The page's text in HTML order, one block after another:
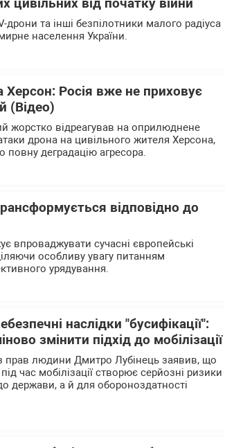
від початку війни
та інші безпілотники малого радіуса
населення України.
Херсон: Росія вже не приховує
(Відео)
жорстко відреагував на оприлюднене
дрона на цивільного жителя Херсона,
повну деградацію агресора.
відповідно до
впроваджувати сучасні європейські
особливу увагу питанням
урядування.
наслідки "бусифікації":
змінити підхід до мобілізації
прав людини Дмитро Лубінець заявив, що
час мобілізації створює серйозні ризики
держави, а й для обороноздатності